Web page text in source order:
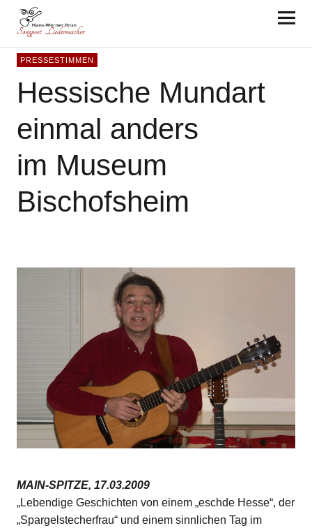
Hans-Werner Brun
PRESSESTIMMEN
Hessische Mundart
einmal anders
im Museum
Bischofsheim
MAIN-SPITZE, 17.03.2009
„Lebendige Geschichten von einem „eschde Hesse“, der
„Spargelstecherfrau“ und einem sinnlichen Tag im